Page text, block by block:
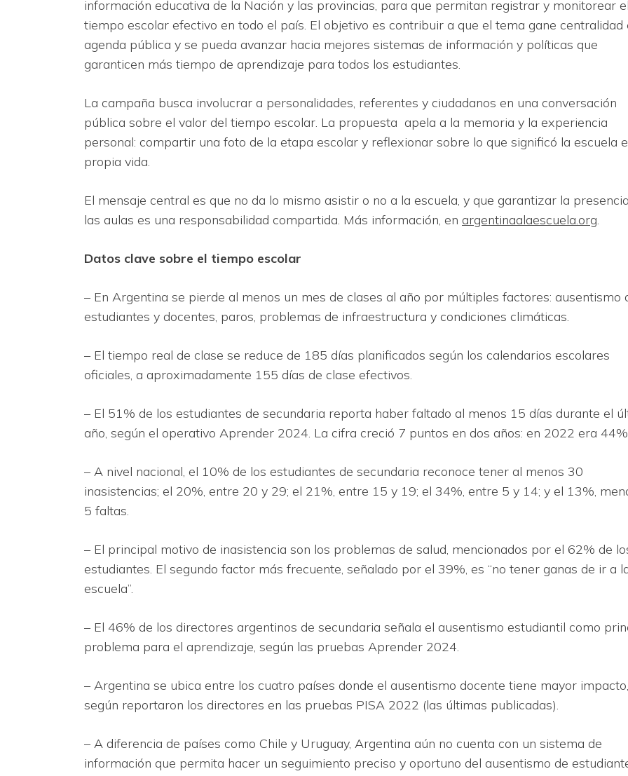
información educativa de la Nación y las provincias, para que permitan registrar y monitorear el
tiempo escolar efectivo en todo el país. El objetivo es contribuir a que el tema gane centralidad
agenda pública y se pueda avanzar hacia mejores sistemas de información y políticas que
garanticen más tiempo de aprendizaje para todos los estudiantes.
La campaña busca involucrar a personalidades, referentes y ciudadanos en una conversación
pública sobre el valor del tiempo escolar. La propuesta ​ apela a la memoria y la experiencia
personal: compartir una foto de la etapa escolar y reflexionar sobre lo que significó la escuela
propia vida.
El mensaje central es que no da lo mismo asistir o no a la escuela, y que garantizar la
las aulas es una responsabilidad compartida. Más información, en argentinaalaescuela.org.
Datos clave sobre el tiempo escolar
– En Argentina se pierde al menos un mes de clases al año por múltiples factores: ausentismo
estudiantes y docentes, paros, problemas de infraestructura y condiciones climáticas.
– El tiempo real de clase se reduce de 185 días planificados según los calendarios escolares
oficiales, a aproximadamente 155 días de clase efectivos.
– El 51% de los estudiantes de secundaria reporta haber faltado al menos 15 días durante el
año, según el operativo Aprender 2024. La cifra creció 7 puntos en dos años: en 2022 era
– A nivel nacional, el 10% de los estudiantes de secundaria reconoce tener al menos 30
inasistencias; el 20%, entre 20 y 29; el 21%, entre 15 y 19; el 34%, entre 5 y 14; y el 13%,
5 faltas.
– El principal motivo de inasistencia son los problemas de salud, mencionados por el 62% de
estudiantes. El segundo factor más frecuente, señalado por el 39%, es “no tener ganas de ir a
escuela”.
– El 46% de los directores argentinos de secundaria señala el ausentismo estudiantil como
problema para el aprendizaje, según las pruebas Aprender 2024.
– Argentina se ubica entre los cuatro países donde el ausentismo docente tiene mayor impacto,
según reportaron los directores en las pruebas PISA 2022 (las últimas publicadas).
– A diferencia de países como Chile y Uruguay, Argentina aún no cuenta con un sistema de
información que permita hacer un seguimiento preciso y oportuno del ausentismo de